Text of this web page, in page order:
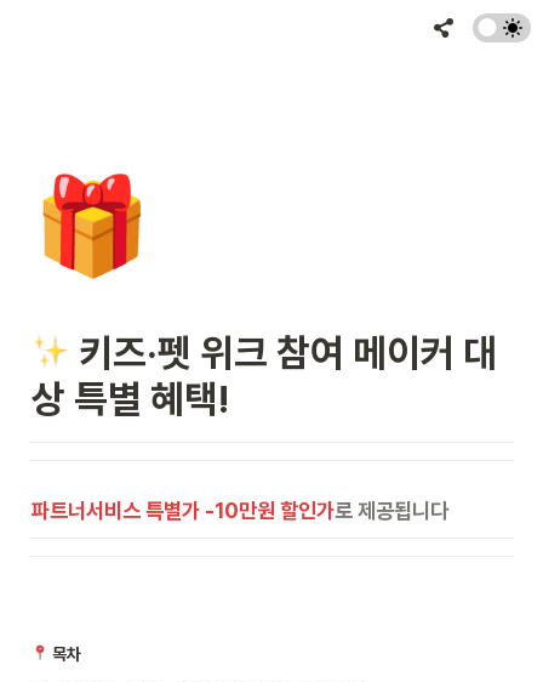
🎁
키즈·펫 위크 참여 메이커 대
상 특별 혜택!
파트너서비스 특별가 -10만원 할인가로 제공됩니다
목차